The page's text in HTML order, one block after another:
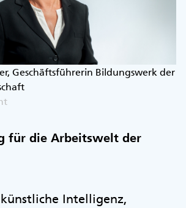
Geschäftsführerin Bildungswerk der
für die Arbeitswelt der
Intelligenz,